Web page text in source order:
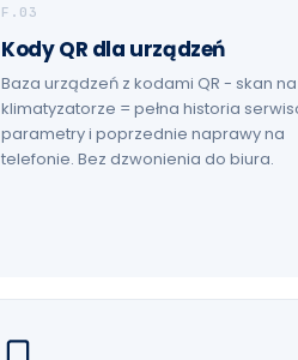
F.03
Kody QR dla urządzeń
Baza urządzeń z kodami QR - skan na
klimatyzatorze = pełna historia
parametry i poprzednie naprawy na
telefonie. Bez dzwonienia do biura.